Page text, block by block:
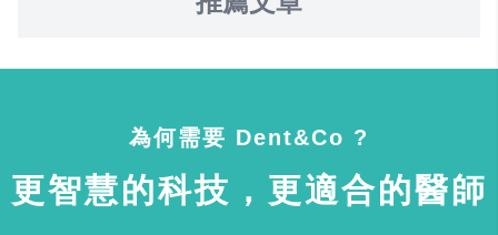
為何需要 Dent&Co ?
更智慧的科技，更適合的醫師